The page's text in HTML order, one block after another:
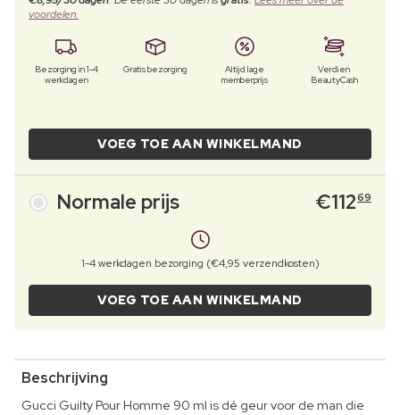
voordelen.
Bezorging in 1-4
werkdagen
Gratis bezorging
Altijd lage
memberprijs
Verdien
BeautyCash
VOEG TOE AAN WINKELMAND
Normale prijs €11269
1-4 werkdagen bezorging (€4,95 verzendkosten)
VOEG TOE AAN WINKELMAND
Beschrijving
Gucci Guilty Pour Homme 90 ml is dé geur voor de man die